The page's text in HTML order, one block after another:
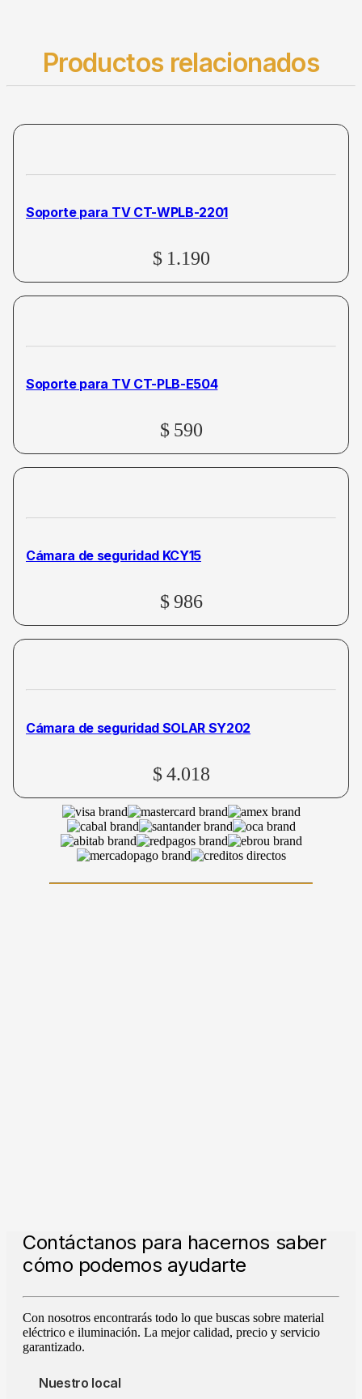
Productos relacionados
Soporte para TV CT-WPLB-2201
$ 1.190
Soporte para TV CT-PLB-E504
$ 590
Cámara de seguridad KCY15
$ 986
Cámara de seguridad SOLAR SY202
$ 4.018
Contáctanos para hacernos saber
cómo podemos ayudarte
Con nosotros encontrarás todo lo que buscas sobre material
eléctrico e iluminación. La mejor calidad, precio y servicio
garantizado.
Nuestro local